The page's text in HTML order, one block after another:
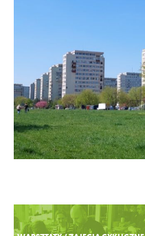
Zobacz więcej